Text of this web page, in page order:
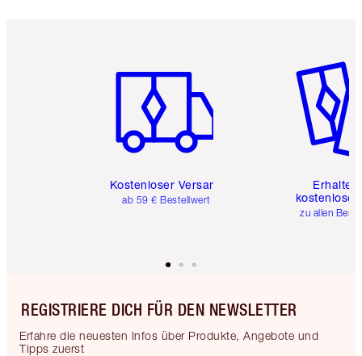
Kostenloser Versand
ab 59 € Bestellwert
Erhalte
kostenlose
zu allen
REGISTRIERE DICH FÜR DEN NEWSLETTER
Erfahre die neuesten Infos über Produkte, Angebote und
Tipps zuerst